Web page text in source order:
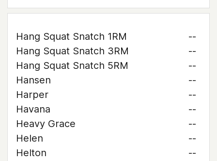
Hang Squat Snatch 1RM
--
Hang Squat Snatch 3RM
--
Hang Squat Snatch 5RM
--
Hansen
--
Harper
--
Havana
--
Heavy Grace
--
Helen
--
Helton
--